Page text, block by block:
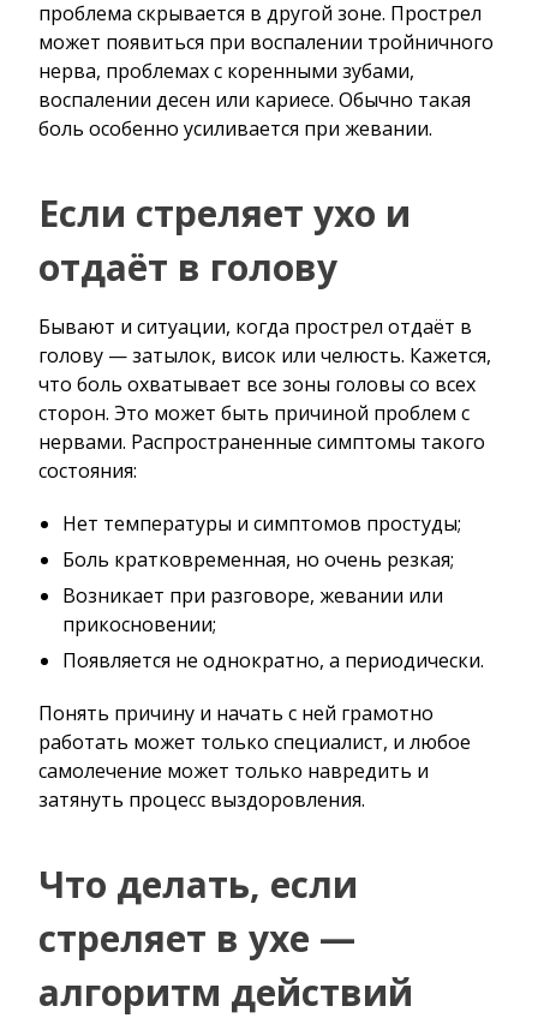
проблема скрывается в другой зоне. Прострел
может появиться при воспалении тройничного
нерва, проблемах с коренными зубами,
воспалении десен или кариесе. Обычно такая
боль особенно усиливается при жевании.
Если стреляет ухо и
отдаёт в голову
Бывают и ситуации, когда прострел отдаёт в
голову — затылок, висок или челюсть. Кажется,
что боль охватывает все зоны головы со всех
сторон. Это может быть причиной проблем с
нервами. Распространенные симптомы такого
состояния:
Нет температуры и симптомов простуды;
Боль кратковременная, но очень резкая;
Возникает при разговоре, жевании или
прикосновении;
Появляется не однократно, а периодически.
Понять причину и начать с ней грамотно
работать может только специалист, и любое
самолечение может только навредить и
затянуть процесс выздоровления.
Что делать, если
стреляет в ухе —
алгоритм действий